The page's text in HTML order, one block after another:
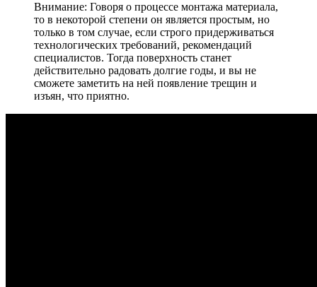
Внимание: Говоря о процессе монтажа материала,
то в некоторой степени он является простым, но
только в том случае, если строго придерживаться
технологических требований, рекомендаций
специалистов. Тогда поверхность станет
действительно радовать долгие годы, и вы не
сможете заметить на ней появление трещин и
изъян, что приятно.